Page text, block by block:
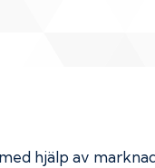
hjälp av